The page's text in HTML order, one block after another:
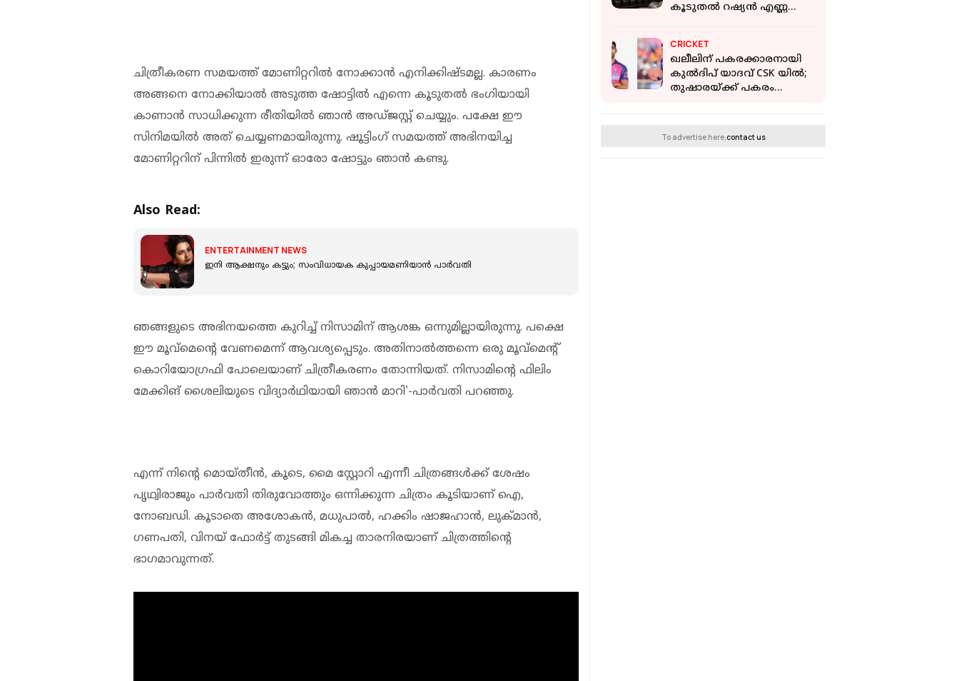
ചിത്രീകരണ സമയത്ത് മോണിറ്ററില്‍ നോക്കാന്‍ എനിക്കിഷ്ടമല്ല. കാരണം
അങ്ങനെ നോക്കിയാല്‍ അടുത്ത ഷോട്ടില്‍ എന്നെ കൂടുതല്‍ ഭംഗിയായി
കാണാന്‍ സാധിക്കുന്ന രീതിയില്‍ ഞാന്‍ അഡ്ജസ്റ്റ് ചെയ്യും. പക്ഷേ ഈ
സിനിമയില്‍ അത് ചെയ്യണമായിരുന്നു. ഷൂട്ടിംഗ് സമയത്ത് അഭിനയിച്ച
മോണിറ്ററിന് പിന്നില്‍ ഇരുന്ന് ഓരോ ഷോട്ടും ഞാന്‍ കണ്ടു.
Also Read:
ENTERTAINMENT NEWS
ഇനി ആക്ഷനും കട്ടും; സംവിധായക കുപ്പായമണിയാന്‍ പാര്‍വതി
ഞങ്ങളുടെ അഭിനയത്തെ കുറിച്ച് നിസാമിന് ആശങ്ക ഒന്നുമില്ലായിരുന്നു. പക്ഷെ
ഈ മൂവ്‌മെന്റെ വേണമെന്ന് ആവശ്യപ്പെടും. അതിനാല്‍ത്തന്നെ ഒരു മൂവ്‌മെന്റ്
കൊറിയോഗ്രഫി പോലെയാണ് ചിത്രീകരണം തോന്നിയത്. നിസാമിന്റെ ഫിലിം
മേക്കിങ് ശൈലിയുടെ വിദ്യാര്‍ഥിയായി ഞാന്‍ മാറി'-പാര്‍വതി പറഞ്ഞു.
എന്ന് നിന്റെ മൊയ്തീന്‍, കൂടെ, മൈ സ്റ്റോറി എന്നീ ചിത്രങ്ങള്‍ക്ക് ശേഷം
പൃഥ്വിരാജും പാര്‍വതി തിരുവോത്തും ഒന്നിക്കുന്ന ചിത്രം കൂടിയാണ് ഐ,
നോബഡി. കൂടാതെ അശോകന്‍, മധുപാല്‍, ഹക്കിം ഷാജഹാന്‍, ലുക്മാന്‍,
ഗണപതി, വിനയ് ഫോര്‍ട്ട് തുടങ്ങി മികച്ച താരനിരയാണ് ചിത്രത്തിന്റെ
ഭാഗമാവുന്നത്.
കൂടുതല്‍ റഷ്യന്‍ എണ്ണ
CRICKET
ഖലീലിന് പകരക്കാരനായി
കുൽദിപ് യാദവ് CSK യിൽ;
തുഷാരയ്ക്ക് പകരം
To advertise here, contact us